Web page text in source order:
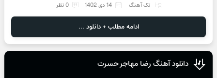
تک آهنگ 14 دی 1402 0 نظر
ادامه مطلب + دانلود ...
دانلود آهنگ رضا مهاجر حسرت